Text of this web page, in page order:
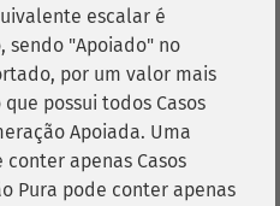
escalar é
sendo "Apoiado" no
por um valor mais
possui todos Casos
Apoiada. Uma
apenas Casos
Pura pode conter apenas